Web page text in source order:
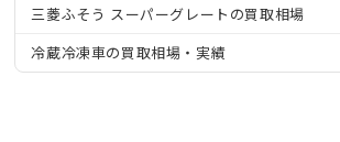
三菱ふそう スーパーグレートの買取相場
冷蔵冷凍車の買取相場・実績